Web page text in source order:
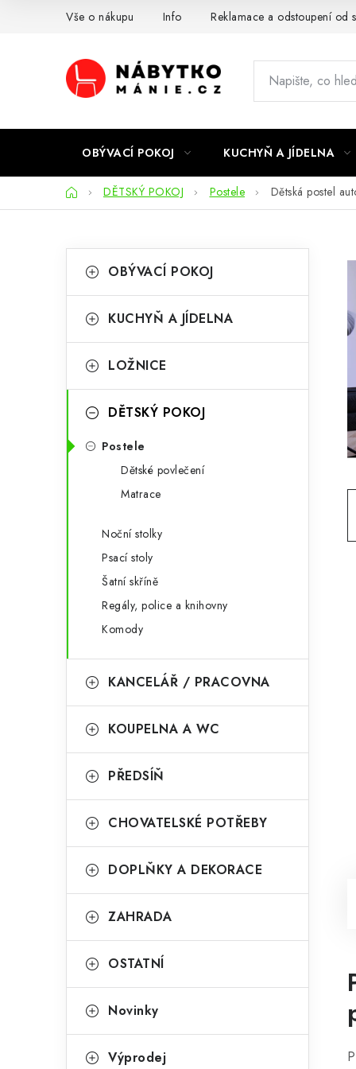
Vše o nákupu Info Reklamace a odstoupení od
OBÝVACÍ POKOJ KUCHYŇ A JÍDELNA
DomůDĚTSKÝ POKOJ Postele Dětská postel
o
t
r
n
l
kategorie
a
e
o
i
OBÝVACÍ POKOJ
KUCHYŇ A JÍDELNA
LOŽNICE
DĚTSKÝ POKOJ
Postele
Dětské povlečení
Matrace
Noční stolky
Psací stoly
Šatní skříně
Regály, police a knihovny
Komody
KANCELÁŘ / PRACOVNA
KOUPELNA A WC
PŘEDSÍŇ
CHOVATELSKÉ POTŘEBY
DOPLŇKY A DEKORACE
ZAHRADA
OSTATNÍ
Novinky
Výprodej